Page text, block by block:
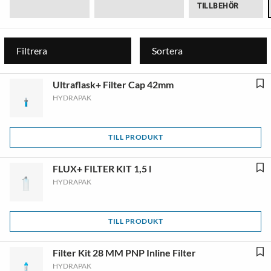
TILLBEHÖR
Filtrera Sortera
Ultraflask+ Filter Cap 42mm
HYDRAPAK
TILL PRODUKT
FLUX+ FILTER KIT 1,5 l
HYDRAPAK
TILL PRODUKT
Filter Kit 28 MM PNP Inline Filter
HYDRAPAK